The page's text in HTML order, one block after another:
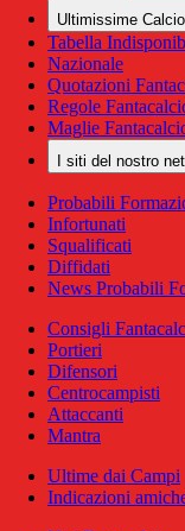
Ultimissime
Tabella
Nazionale
Quotazioni
Regole
Maglie
I siti del nostro
Probabili
Infortunati
Squalificati
Diffidati
News Probabili
Consigli
Portieri
Difensori
Centrocampisti
Attaccanti
Mantra
Ultime dai Campi
Indicazioni